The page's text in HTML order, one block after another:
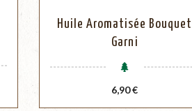
Huile Aromatisée Bouquet
Garni
Prix
6,90 €